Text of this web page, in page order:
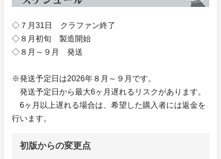
◇７月31日 クラファン終了
◇８月初旬 製造開始
◇８月～９月 発送
※発送予定日は2026年８月～９月です。
発送予定日から最大6ヶ月遅れるリスクがあります。
6ヶ月以上遅れる場合は、希望した購入者には返金を
行います。
初版からの変更点